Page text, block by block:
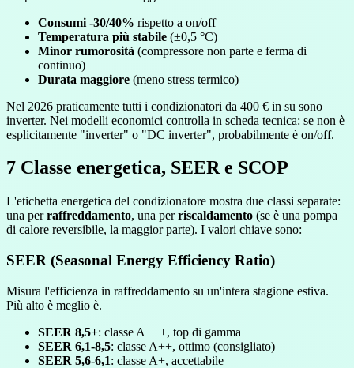
Consumi -30/40% rispetto a on/off
Temperatura più stabile (±0,5 °C)
Minor rumorosità (compressore non parte e ferma di
continuo)
Durata maggiore (meno stress termico)
Nel 2026 praticamente tutti i condizionatori da 400 € in su sono
inverter. Nei modelli economici controlla in scheda tecnica: se non è
esplicitamente "inverter" o "DC inverter", probabilmente è on/off.
7 Classe energetica, SEER e SCOP
L'etichetta energetica del condizionatore mostra due classi separate:
una perraffreddamento, una perriscaldamento (se è una pompa
di calore reversibile, la maggior parte). I valori chiave sono:
SEER (Seasonal Energy Efficiency Ratio)
Misura l'efficienza in raffreddamento su un'intera stagione estiva.
Più alto è meglio è.
SEER 8,5+: classe A+++, top di gamma
SEER 6,1-8,5: classe A++, ottimo (consigliato)
SEER 5,6-6,1: classe A+, accettabile